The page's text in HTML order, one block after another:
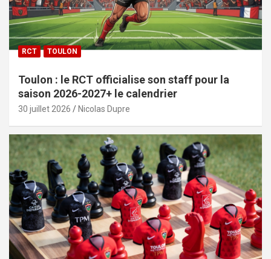
RCT TOULON
Toulon : le RCT officialise son staff pour la
saison 2026-2027+ le calendrier
30 juillet 2026 Nicolas Dupre